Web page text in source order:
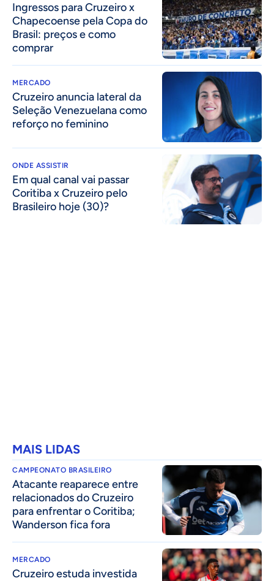
Ingressos para Cruzeiro x
Chapecoense pela Copa do
Brasil: preços e como
comprar
MERCADO
Cruzeiro anuncia lateral da
Seleção Venezuelana como
reforço no feminino
ONDE ASSISTIR
Em qual canal vai passar
Coritiba x Cruzeiro pelo
Brasileiro hoje (30)?
MAIS LIDAS
CAMPEONATO BRASILEIRO
Atacante reaparece entre
relacionados do Cruzeiro
para enfrentar o Coritiba;
Wanderson fica fora
MERCADO
Cruzeiro estuda investida